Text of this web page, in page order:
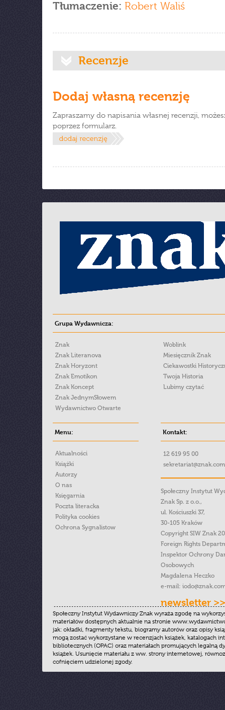
Tłumaczenie: Robert Waliś
Recenzje
Dodaj własną recenzję
Zapraszamy do napisania własnej recenzji,
poprzez formularz.
Grupa Wydawnicza:
Znak
Znak Literanova
Znak Horyzont
Znak Emotikon
Znak Koncept
Znak JednymSłowem
Wydawnictwo Otwarte
Woblink
Miesięcznik Znak
Ciekawostki
Twoja Historia
Lubimy czytać
Menu:
Aktualności
Książki
Autorzy
O nas
Księgarnia
Poczta literacka
Polityka cookies
Ochrona Sygnalistow
Kontakt:
12 619 95 00
Społeczny Instytut
Znak Sp. z o.o.,
ul. Kościuszki 37,
30-105 Kraków
Copyright SIW Znak
Foreign Rights
Inspektor Ochrony
Osobowych
Magdalena Heczko
e-mail:
newsletter >>
Społeczny Instytut Wydawniczy Znak wyraża zgodę na
materiałów dostępnych aktualnie na stronie
jak: okładki, fragmenty tekstu, biogramy autorów oraz opisy
mogą zostać wykorzystane w recenzjach książek, katalogach
bibliotecznych (OPAC) oraz materiałach promujących legalną
książek. Usunięcie materiału z ww. strony internetowej,
cofnięciem udzielonej zgody.